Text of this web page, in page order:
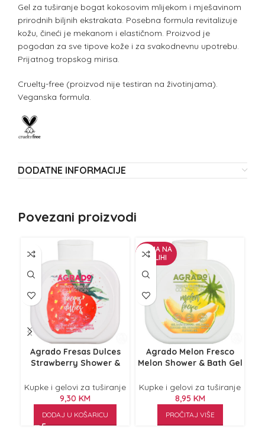
Gel za tuširanje bogat kokosovim mlijekom i mješavinom
prirodnih biljnih ekstrakata. Posebna formula revitalizuje
kožu, čineći je mekanom i elastičnom. Proizvod je
pogodan za sve tipove kože i za svakodnevnu upotrebu.
Prijatnog tropskog mirisa.
Cruelty-free (proizvod nije testiran na životinjama).
Veganska formula.
DODATNE INFORMACIJE
Povezani proizvodi
Agrado Fresas Dulces
Strawberry Shower &
Kupke i gelovi za tuširanje
9,30 KM
DODAJ U KOŠARICU
NEMA NA
ZALIHI
Agrado Melon Fresco
Melon Shower & Bath Gel
Kupke i gelovi za tuširanje
8,95 KM
PROČITAJ VIŠE